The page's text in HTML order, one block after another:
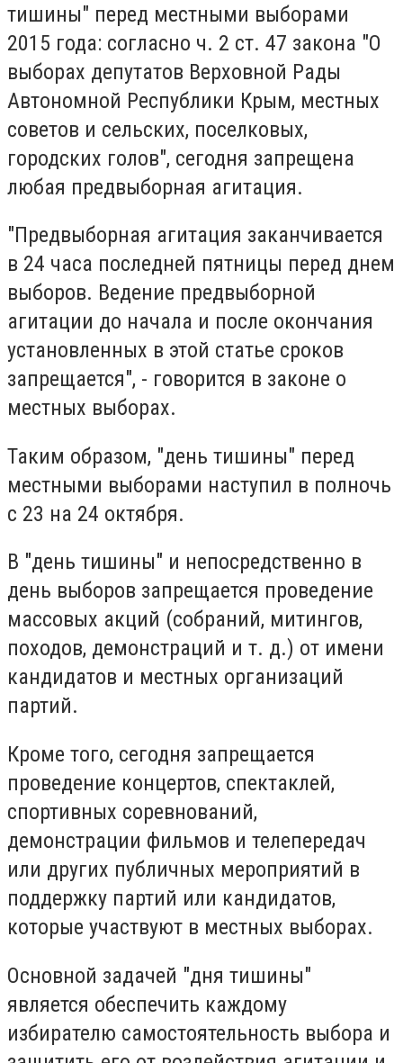
тишины" перед местными выборами
2015 года: согласно ч. 2 ст. 47 закона "О
выборах депутатов Верховной Рады
Автономной Республики Крым, местных
советов и сельских, поселковых,
городских голов", сегодня запрещена
любая предвыборная агитация.
"Предвыборная агитация заканчивается
в 24 часа последней пятницы перед днем
выборов. Ведение предвыборной
агитации до начала и после окончания
установленных в этой статье сроков
запрещается", - говорится в законе о
местных выборах.
Таким образом, "день тишины" перед
местными выборами наступил в полночь
с 23 на 24 октября.
В "день тишины" и непосредственно в
день выборов запрещается проведение
массовых акций (собраний, митингов,
походов, демонстраций и т. д.) от имени
кандидатов и местных организаций
партий.
Кроме того, сегодня запрещается
проведение концертов, спектаклей,
спортивных соревнований,
демонстрации фильмов и телепередач
или других публичных мероприятий в
поддержку партий или кандидатов,
которые участвуют в местных выборах.
Основной задачей "дня тишины"
является обеспечить каждому
избирателю самостоятельность выбора и